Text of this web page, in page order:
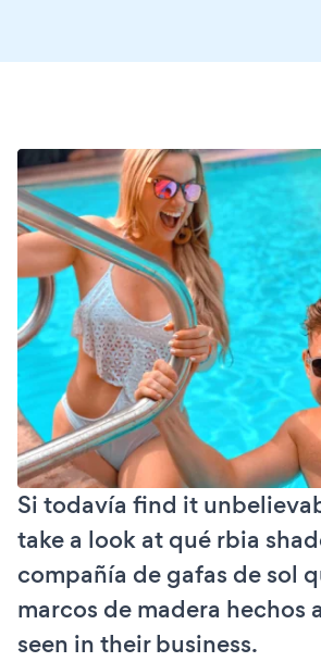
Si todavía find it
take a look at qué rbia
compañía de gafas de sol
marcos de madera hechos
seen in their business.